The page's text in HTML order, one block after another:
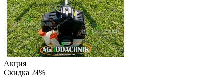
Акция
Скидка 24%